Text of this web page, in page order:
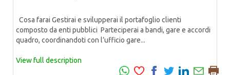
Cosa farai Gestirai e svilupperai il portafoglio clienti
composto da enti pubblici Parteciperai a bandi, gare e accordi
quadro, coordinandoti con l’ufficio gare...
View full description